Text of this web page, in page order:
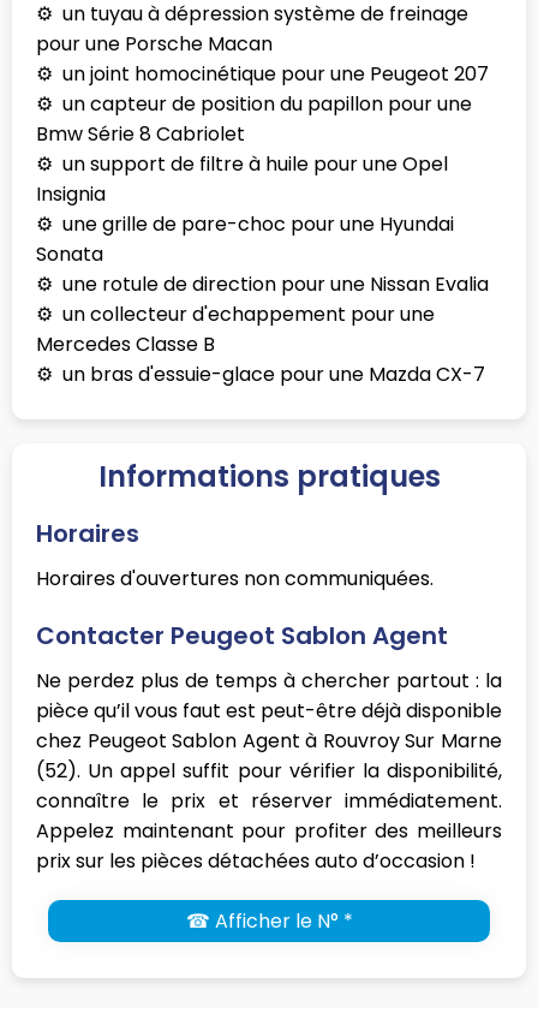
un tuyau à dépression système de freinage
pour une Porsche Macan
un joint homocinétique pour une Peugeot 207
un capteur de position du papillon pour une
Bmw Série 8 Cabriolet
un support de filtre à huile pour une Opel
Insignia
une grille de pare-choc pour une Hyundai
Sonata
une rotule de direction pour une Nissan Evalia
un collecteur d'echappement pour une
Mercedes Classe B
un bras d'essuie-glace pour une Mazda CX-7
Informations pratiques
Horaires
Horaires d'ouvertures non communiquées.
Contacter Peugeot Sablon Agent
Ne perdez plus de temps à chercher partout : la
pièce qu’il vous faut est peut-être déjà disponible
chez Peugeot Sablon Agent à Rouvroy Sur Marne
(52). Un appel suffit pour vérifier la disponibilité,
connaître le prix et réserver immédiatement.
Appelez maintenant pour profiter des meilleurs
prix sur les pièces détachées auto d’occasion !
☎ Afficher le N° *